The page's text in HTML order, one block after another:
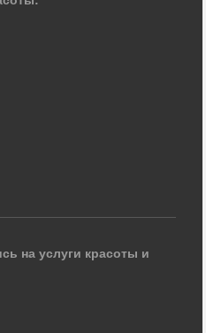
на услуги красоты и